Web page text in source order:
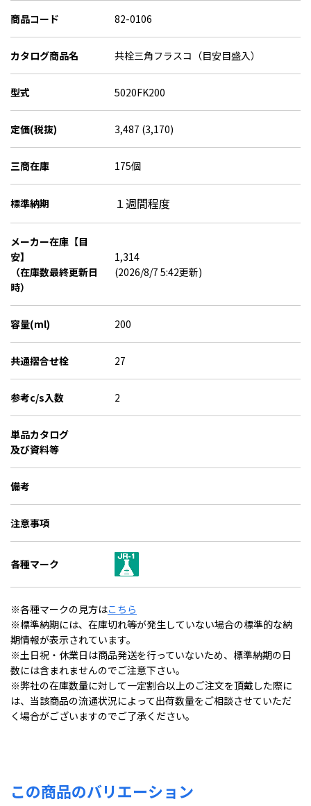
商品コード 82-0106
カタログ商品名 共栓三角フラスコ（目安目盛入）
型式 5020FK200
定価(税抜) 3,487 (3,170)
三商在庫 175個
標準納期 １週間程度
メーカー在庫【目
安】
（在庫数最終更新日
時）
1,314
(2026/8/7 5:42更新)
容量(ml) 200
共通摺合せ栓 27
参考c/s入数 2
単品カタログ
及び資料等
備考
注意事項
各種マーク
※各種マークの見方はこちら
※標準納期には、在庫切れ等が発生していない場合の標準的な納
期情報が表示されています。
※土日祝・休業日は商品発送を行っていないため、標準納期の日
数には含まれませんのでご注意下さい。
※弊社の在庫数量に対して一定割合以上のご注文を頂戴した際に
は、当該商品の流通状況によって出荷数量をご相談させていただ
く場合がございますのでご了承ください。
この商品のバリエーション